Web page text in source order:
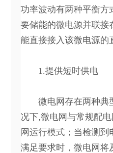
功率波动有两种平衡方
要储能的微电源并联接
能直接接入该微电源的
1.提供短时供电
微电网存在两种典
况下,微电网与常规配
网运行模式；当检测
满足要求时，微电网将